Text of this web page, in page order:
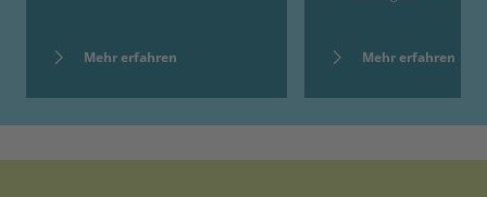
Mehr erfahren Mehr erfahren